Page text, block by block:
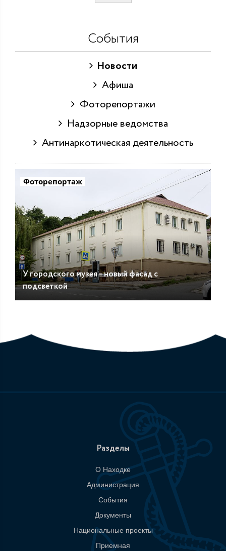
События
Новости
Афиша
Фоторепортажи
Надзорные ведомства
Антинаркотическая деятельность
Фоторепортаж
У городского музея – новый фасад с
подсветкой
Разделы
О Находке
Администрация
События
Документы
Национальные проекты
Приемная